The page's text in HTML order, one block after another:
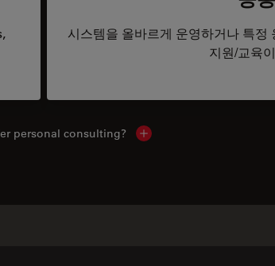
시스템을 올바르게 운영하거나 특
지원/교육
personal consulting? Show local contacts